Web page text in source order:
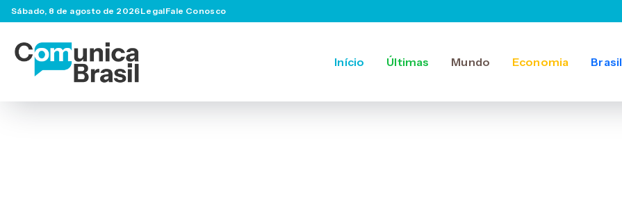
Sábado, 8 de agosto de 2026LegalFale Conosco
Início Últimas Mundo Economia Brasil